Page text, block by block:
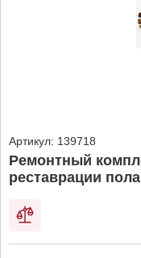
Артикул: 139718
Ремонтный
реставрации